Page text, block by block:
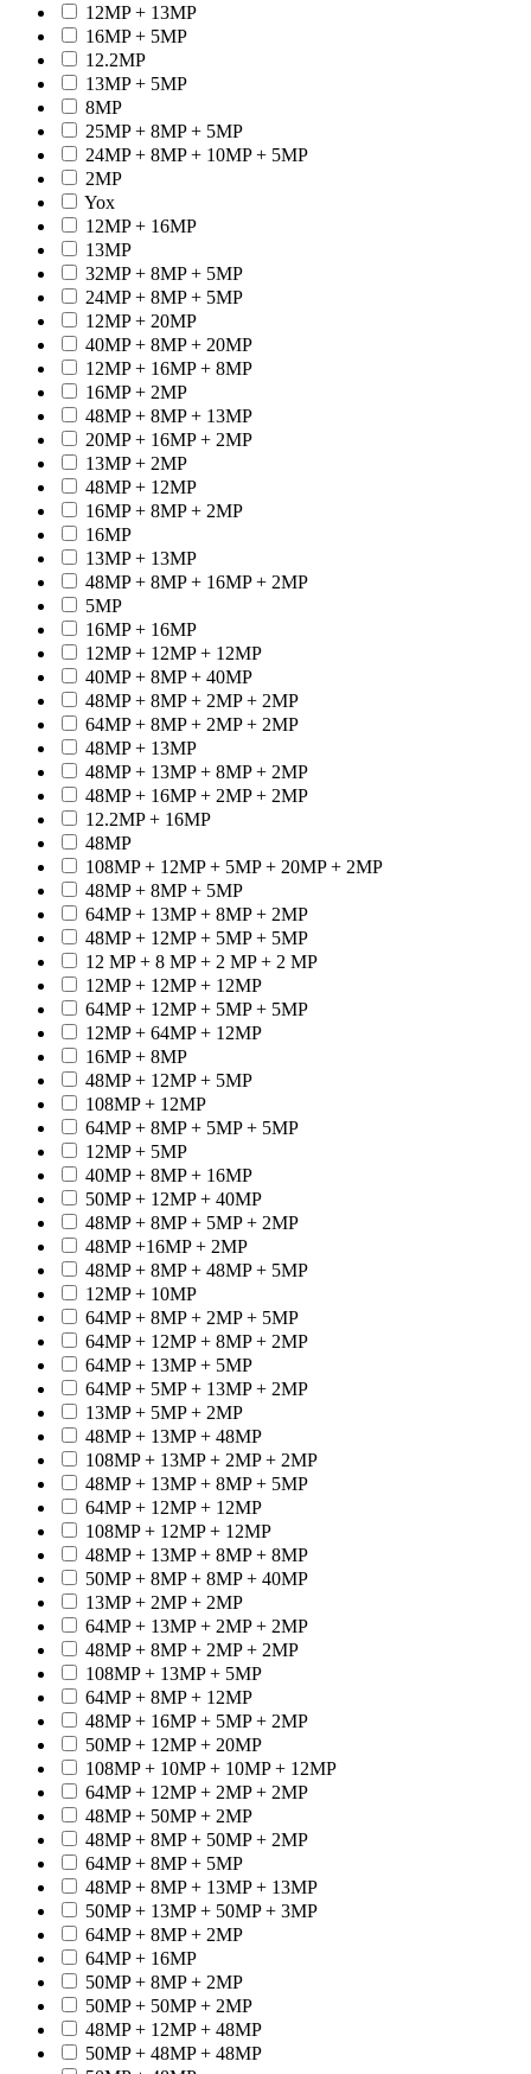
12MP + 13MP
16MP + 5MP
12.2MP
13MP + 5MP
8MP
25MP + 8MP + 5MP
24MP + 8MP + 10MP + 5MP
2MP
Yox
12MP + 16MP
13MP
32MP + 8MP + 5MP
24MP + 8MP + 5MP
12MP + 20MP
40MP + 8MP + 20MP
12MP + 16MP + 8MP
16MP + 2MP
48MP + 8MP + 13MP
20MP + 16MP + 2MP
13MP + 2MP
48MP + 12MP
16MP + 8MP + 2MP
16MP
13MP + 13MP
48MP + 8MP + 16MP + 2MP
5MP
16MP + 16MP
12MP + 12MP + 12MP
40MP + 8MP + 40MP
48MP + 8MP + 2MP + 2MP
64MP + 8MP + 2MP + 2MP
48MP + 13MP
48MP + 13MP + 8MP + 2MP
48MP + 16MP + 2MP + 2MP
12.2MP + 16MP
48MP
108MP + 12MP + 5MP + 20MP + 2MP
48MP + 8MP + 5MP
64MP + 13MP + 8MP + 2MP
48MP + 12MP + 5MP + 5MP
12 MP + 8 MP + 2 MP + 2 MP
12MP + 12MP + 12MP
64MP + 12MP + 5MP + 5MP
12MP + 64MP + 12MP
16MP + 8MP
48MP + 12MP + 5MP
108MP + 12MP
64MP + 8MP + 5MP + 5MP
12MP + 5MP
40MP + 8MP + 16MP
50MP + 12MP + 40MP
48MP + 8MP + 5MP + 2MP
48MP +16MP + 2MP
48MP + 8MP + 48MP + 5MP
12MP + 10MP
64MP + 8MP + 2MP + 5MP
64MP + 12MP + 8MP + 2MP
64MP + 13MP + 5MP
64MP + 5MP + 13MP + 2MP
13MP + 5MP + 2MP
48MP + 13MP + 48MP
108MP + 13MP + 2MP + 2MP
48MP + 13MP + 8MP + 5MP
64MP + 12MP + 12MP
108MP + 12MP + 12MP
48MP + 13MP + 8MP + 8MP
50MP + 8MP + 8MP + 40MP
13MP + 2MP + 2MP
64MP + 13MP + 2MP + 2MP
48MP + 8MP + 2MP + 2MP
108MP + 13MP + 5MP
64MP + 8MP + 12MP
48MP + 16MP + 5MP + 2MP
50MP + 12MP + 20MP
108MP + 10MP + 10MP + 12MP
64MP + 12MP + 2MP + 2MP
48MP + 50MP + 2MP
48MP + 8MP + 50MP + 2MP
64MP + 8MP + 5MP
48MP + 8MP + 13MP + 13MP
50MP + 13MP + 50MP + 3MP
64MP + 8MP + 2MP
64MP + 16MP
50MP + 8MP + 2MP
50MP + 50MP + 2MP
48MP + 12MP + 48MP
50MP + 48MP + 48MP